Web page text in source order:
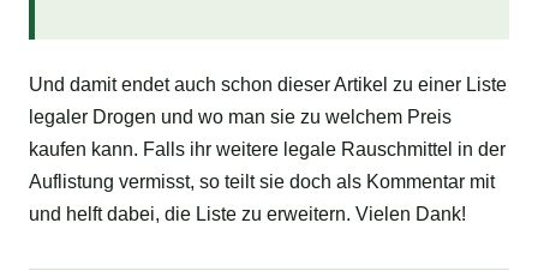
Und damit endet auch schon dieser Artikel zu einer Liste
legaler Drogen und wo man sie zu welchem Preis
kaufen kann. Falls ihr weitere legale Rauschmittel in der
Auflistung vermisst, so teilt sie doch als Kommentar mit
und helft dabei, die Liste zu erweitern. Vielen Dank!